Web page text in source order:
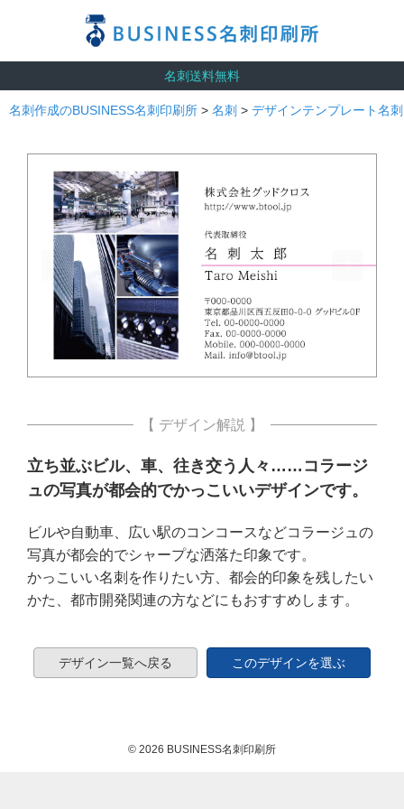
名刺送料無料
名刺作成のBUSINESS名刺印刷所 > 名刺 > デザインテンプレート名刺
【 デザイン解説 】
立ち並ぶビル、車、往き交う人々……コラージ
ュの写真が都会的でかっこいいデザインです。
ビルや自動車、広い駅のコンコースなどコラージュの
写真が都会的でシャープな洒落た印象です。
かっこいい名刺を作りたい方、都会的印象を残したい
かた、都市開発関連の方などにもおすすめします。
デザイン一覧へ戻る このデザインを選ぶ
© 2026 BUSINESS名刺印刷所